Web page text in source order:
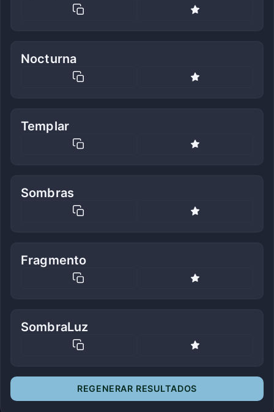
Nocturna
Templar
Sombras
Fragmento
SombraLuz
REGENERAR RESULTADOS